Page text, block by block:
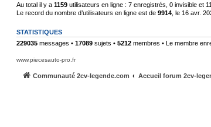
Au total il y a 1159utilisateurs en ligne : 7 enregistrés, 0 invisible et
Le record du nombre d’utilisateurs en ligne est de 9914, le 16 avr.
STATISTIQUES
229035messages • 17089sujets • 5212membres • Le membre
www.piecesauto-pro.fr
Communauté 2cv-legende.com Accueil forum 2cv-